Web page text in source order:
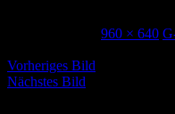
960 × 640
Vorheriges Bild
Nächstes Bild